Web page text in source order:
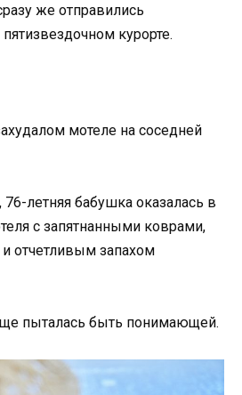
же отправились
курорте.
мотеле на соседней
76-летняя бабушка оказалась в
с запятнанными коврами,
отчетливым запахом
пыталась быть понимающей.